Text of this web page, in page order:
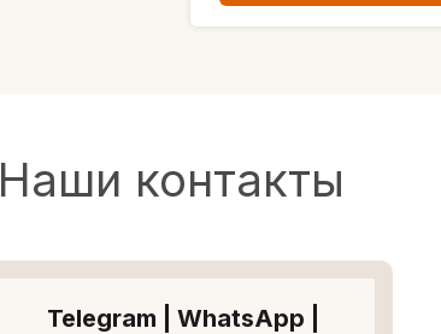
Наши контакты
Telegram | WhatsApp |